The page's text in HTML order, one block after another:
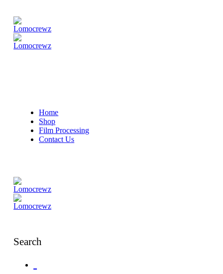
Home
Shop
Film Processing
Contact Us
Search